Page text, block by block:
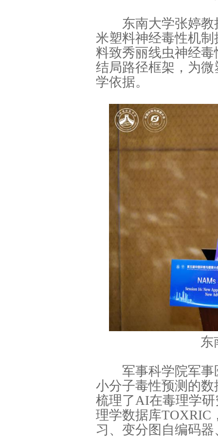
东南大学张婷教
米塑料神经毒性机
料致秀丽线虫神经
结局路径框架，为
学依据。
东
军事科学院军事
小分子毒性预测的
梳理了AI在毒理学
理学数据库TOXRIC
习、变分图自编码